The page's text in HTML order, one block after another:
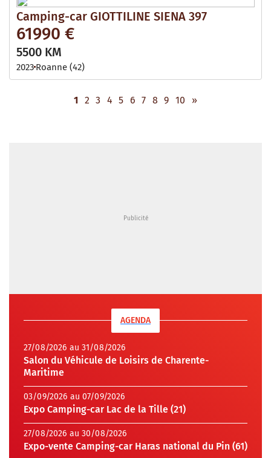
Camping-car GIOTTILINE SIENA 397
61990 €
5500 KM
2023 Roanne (42)
1 2 3 4 5 6 7 8 9 10 »
AGENDA
27/08/2026 au 31/08/2026
Salon du Véhicule de Loisirs de Charente-
Maritime
03/09/2026 au 07/09/2026
Expo Camping-car Lac de la Tille (21)
27/08/2026 au 30/08/2026
Expo-vente Camping-car Haras national du Pin (61)